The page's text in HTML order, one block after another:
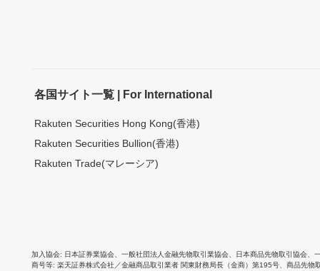
各国サイト一覧 | For International
Rakuten Securities Hong Kong(香港)
Rakuten Securities Bullion(香港)
Rakuten Trade(マレーシア)
加入協会 日本証券業協会、 一般社団法人金融先物取引業協会、 日本商品先物取引協会、
商号等 楽天証券株式会社／金融商品取引業者 関東財務局長（金商）第195号、商品先物